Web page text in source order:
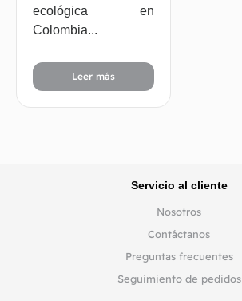
ecológica en
Colombia...
Leer más
Servicio al cliente
Nosotros
Contáctanos
Preguntas frecuentes
Seguimiento de pedidos